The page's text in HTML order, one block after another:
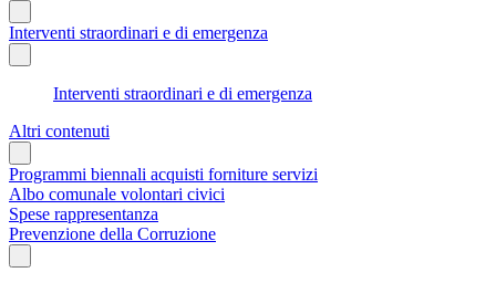
Interventi straordinari e di emergenza
Interventi straordinari e di emergenza
Altri contenuti
Programmi biennali acquisti forniture servizi
Albo comunale volontari civici
Spese rappresentanza
Prevenzione della Corruzione